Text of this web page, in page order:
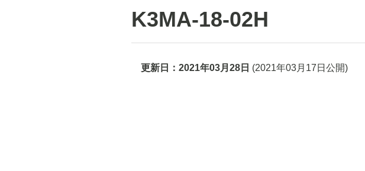
K3MA-18-02H
更新日： 2021年03月28日 (2021年03月17日 公開)